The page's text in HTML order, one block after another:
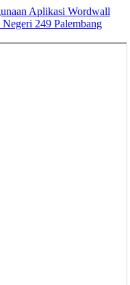
Aplikasi Wordwall
249 Palembang